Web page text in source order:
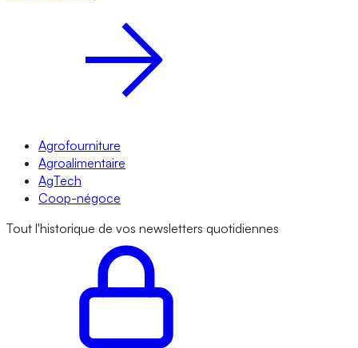
Agrofourniture
Agroalimentaire
AgTech
Coop-négoce
Tout l'historique de vos newsletters quotidiennes